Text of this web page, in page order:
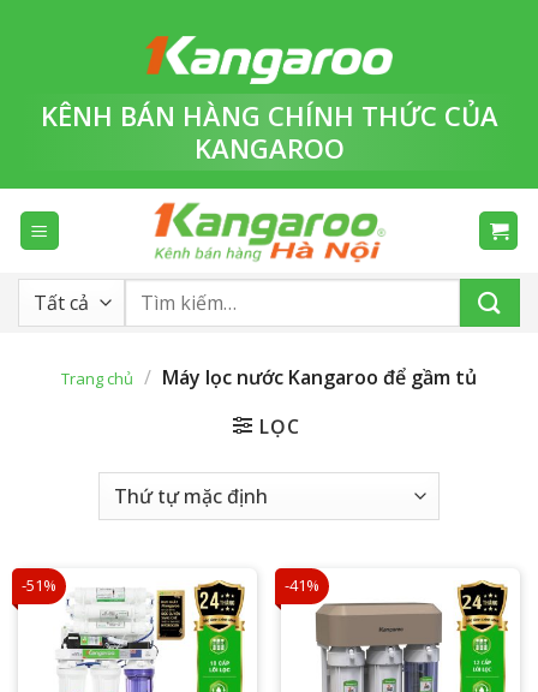
dungKÊNH BÁN HÀNG CHÍNH THỨC CỦA
KANGAROO
Tìm
Trang chủ / Máy lọc nước Kangaroo để gầm tủ
LỌC
-51% -41%